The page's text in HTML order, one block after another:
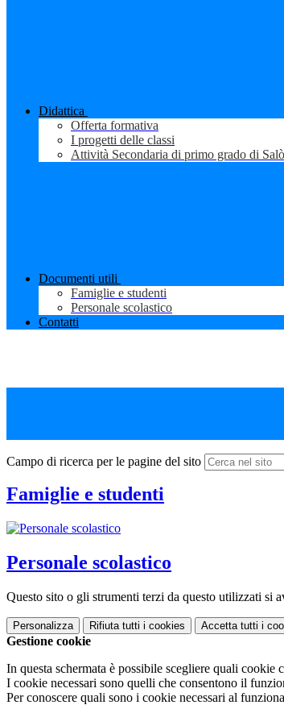
Didattica
Offerta formativa
I progetti delle classi
Attività Secondaria di primo grado di Salò
Documenti utili
Famiglie e studenti
Personale scolastico
Contatti
Campo di ricerca per le pagine del sito
Famiglie e studenti
Personale scolastico
Questo sito o gli strumenti terzi da questo utilizzati si
Personalizza Rifiuta tutti i cookies Accetta tutti i
Gestione cookie
In questa schermata è possibile scegliere quali cookie
I cookie necessari sono quelli che consentono il
Per conoscere quali sono i cookie necessari al